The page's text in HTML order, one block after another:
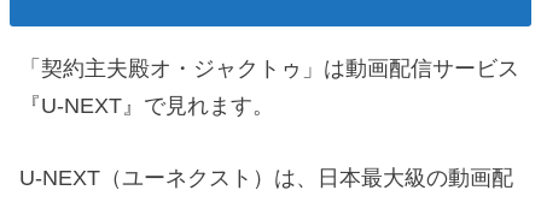
「契約主夫殿オ・ジャクトゥ」は動画配信サービス
『U-NEXT』で見れます。
U-NEXT（ユーネクスト）は、日本最大級の動画配